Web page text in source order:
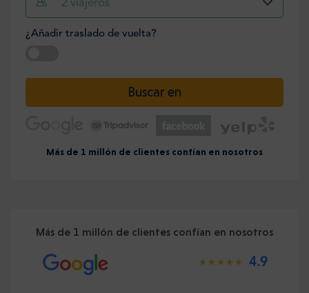
2 viajeros
¿Añadir traslado de vuelta?
Buscar en
Más de 1 millón de clientes confían en nosotros
Más de 1 millón de clientes confían en nosotros
4.9